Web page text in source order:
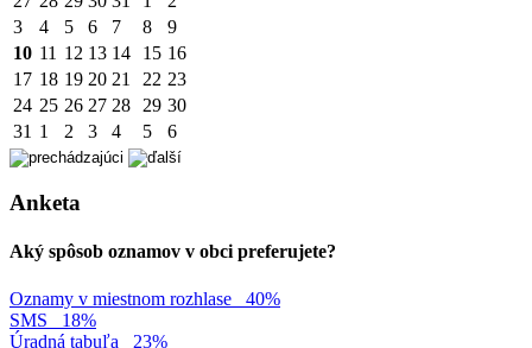
3
4 5 6 7 8
9
10 11 12 13 14 15 16
17 18 19 20 21 22 23
24 25 26 27 28 29 30
31 1 2 3 4 5 6
Anketa
Aký spôsob oznamov v obci preferujete?
Oznamy v miestnom rozhlase
40%
SMS
18%
Úradná tabuľa
23%